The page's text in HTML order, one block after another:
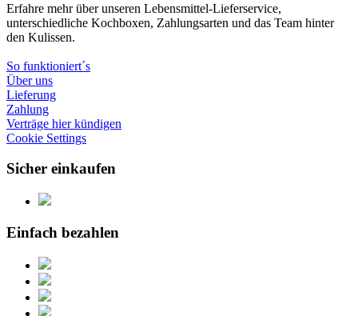
Erfahre mehr über unseren Lebensmittel-Lieferservice,
unterschiedliche Kochboxen, Zahlungsarten und das Team hinter
den Kulissen.
So funktioniert´s
Über uns
Lieferung
Zahlung
Verträge hier kündigen
Cookie Settings
Sicher einkaufen
Einfach bezahlen